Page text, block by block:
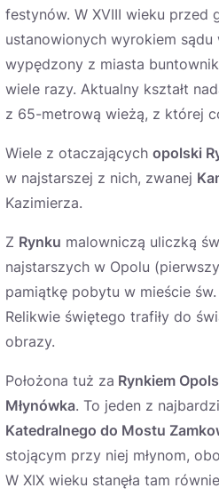
festynów. W XVIII wieku przed
ustanowionych wyrokiem
wypędzony z miasta buntownik
wiele razy. Aktualny kształt
z 65-metrową wieżą, z której
Wiele z otaczających opolski
w najstarszej z nich, zwanej
Kazimierza.
Z Rynku malowniczą uliczką
najstarszych w Opolu
pamiątkę pobytu w mieście
Relikwie świętego trafiły do
obrazy.
Położona tuż za Rynkiem
Młynówka. To jeden z
Katedralnego do Mostu
stojącym przy niej młynom,
W XIX wieku stanęła tam